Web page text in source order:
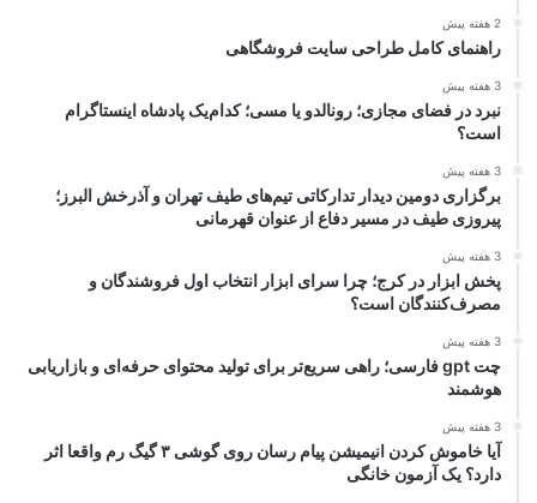
2 هفته پیش
راهنمای کامل طراحی سایت فروشگاهی
3 هفته پیش
نبرد در فضای مجازی؛ رونالدو یا مسی؛ کدام‌یک پادشاه اینستاگرام
است؟
3 هفته پیش
برگزاری دومین دیدار تدارکاتی تیم‌های طیف تهران و آذرخش البرز؛
پیروزی طیف در مسیر دفاع از عنوان قهرمانی
3 هفته پیش
پخش ابزار در کرج؛ چرا سرای ابزار انتخاب اول فروشندگان و
مصرف‌کنندگان است؟
3 هفته پیش
چت gpt فارسی؛ راهی سریع‌تر برای تولید محتوای حرفه‌ای و بازاریابی
هوشمند
3 هفته پیش
آیا خاموش کردن انیمیشن پیام رسان روی گوشی ۳ گیگ رم واقعا اثر
دارد؟ یک آزمون خانگی